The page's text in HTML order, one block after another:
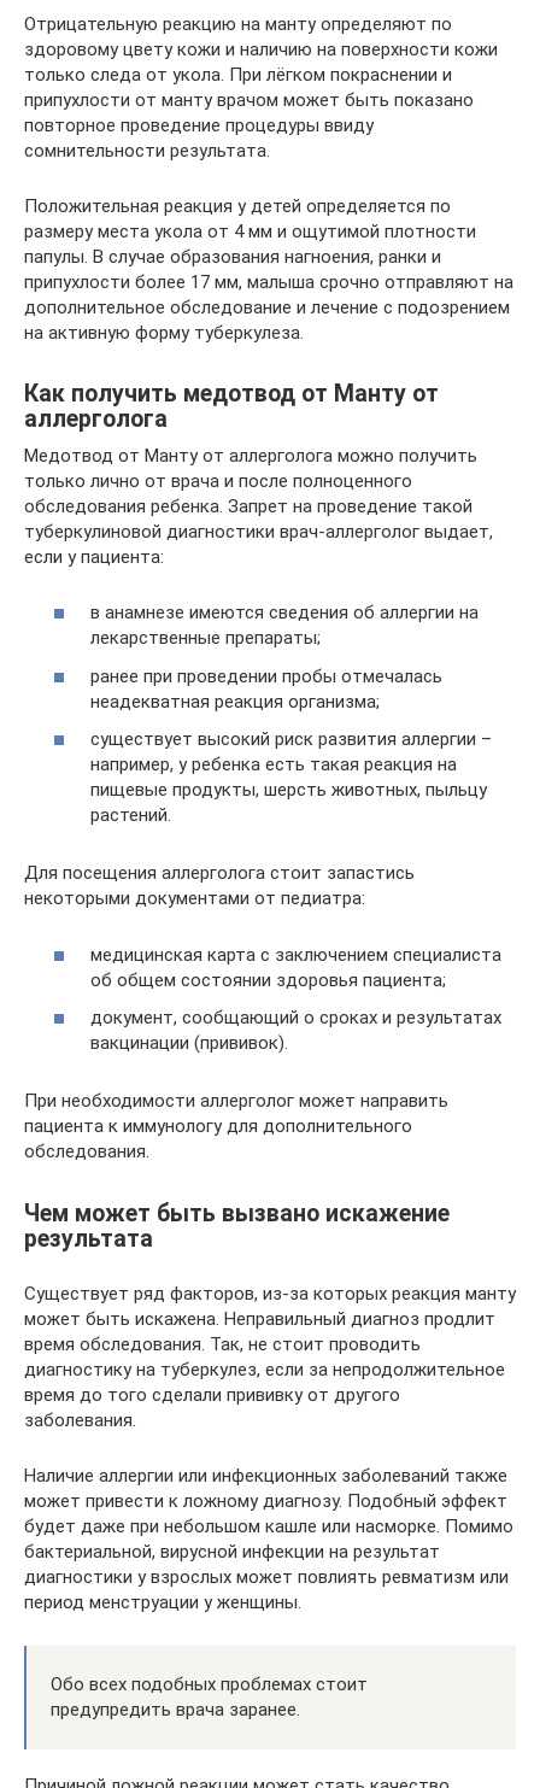
Отрицательную реакцию на манту определяют по
здоровому цвету кожи и наличию на поверхности кожи
только следа от укола. При лёгком покраснении и
припухлости от манту врачом может быть показано
повторное проведение процедуры ввиду
сомнительности результата.
Положительная реакция у детей определяется по
размеру места укола от 4 мм и ощутимой плотности
папулы. В случае образования нагноения, ранки и
припухлости более 17 мм, малыша срочно отправляют на
дополнительное обследование и лечение с подозрением
на активную форму туберкулеза.
Как получить медотвод от Манту от
аллерголога
Медотвод от Манту от аллерголога можно получить
только лично от врача и после полноценного
обследования ребенка. Запрет на проведение такой
туберкулиновой диагностики врач-аллерголог выдает,
если у пациента:
в анамнезе имеются сведения об аллергии на
лекарственные препараты;
ранее при проведении пробы отмечалась
неадекватная реакция организма;
существует высокий риск развития аллергии –
например, у ребенка есть такая реакция на
пищевые продукты, шерсть животных, пыльцу
растений.
Для посещения аллерголога стоит запастись
некоторыми документами от педиатра:
медицинская карта с заключением специалиста
об общем состоянии здоровья пациента;
документ, сообщающий о сроках и результатах
вакцинации (прививок).
При необходимости аллерголог может направить
пациента к иммунологу для дополнительного
обследования.
Чем может быть вызвано искажение
результата
Существует ряд факторов, из-за которых реакция манту
может быть искажена. Неправильный диагноз продлит
время обследования. Так, не стоит проводить
диагностику на туберкулез, если за непродолжительное
время до того сделали прививку от другого
заболевания.
Наличие аллергии или инфекционных заболеваний также
может привести к ложному диагнозу. Подобный эффект
будет даже при небольшом кашле или насморке. Помимо
бактериальной, вирусной инфекции на результат
диагностики у взрослых может повлиять ревматизм или
период менструации у женщины.
Обо всех подобных проблемах стоит
предупредить врача заранее.